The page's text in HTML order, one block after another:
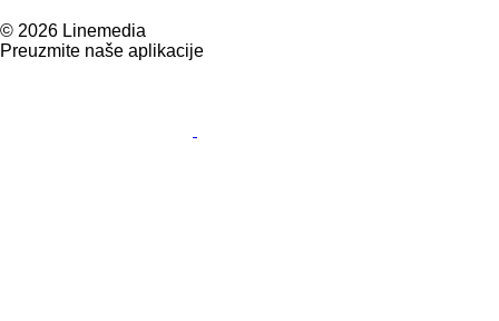
© 2026 Linemedia
Preuzmite naše aplikacije